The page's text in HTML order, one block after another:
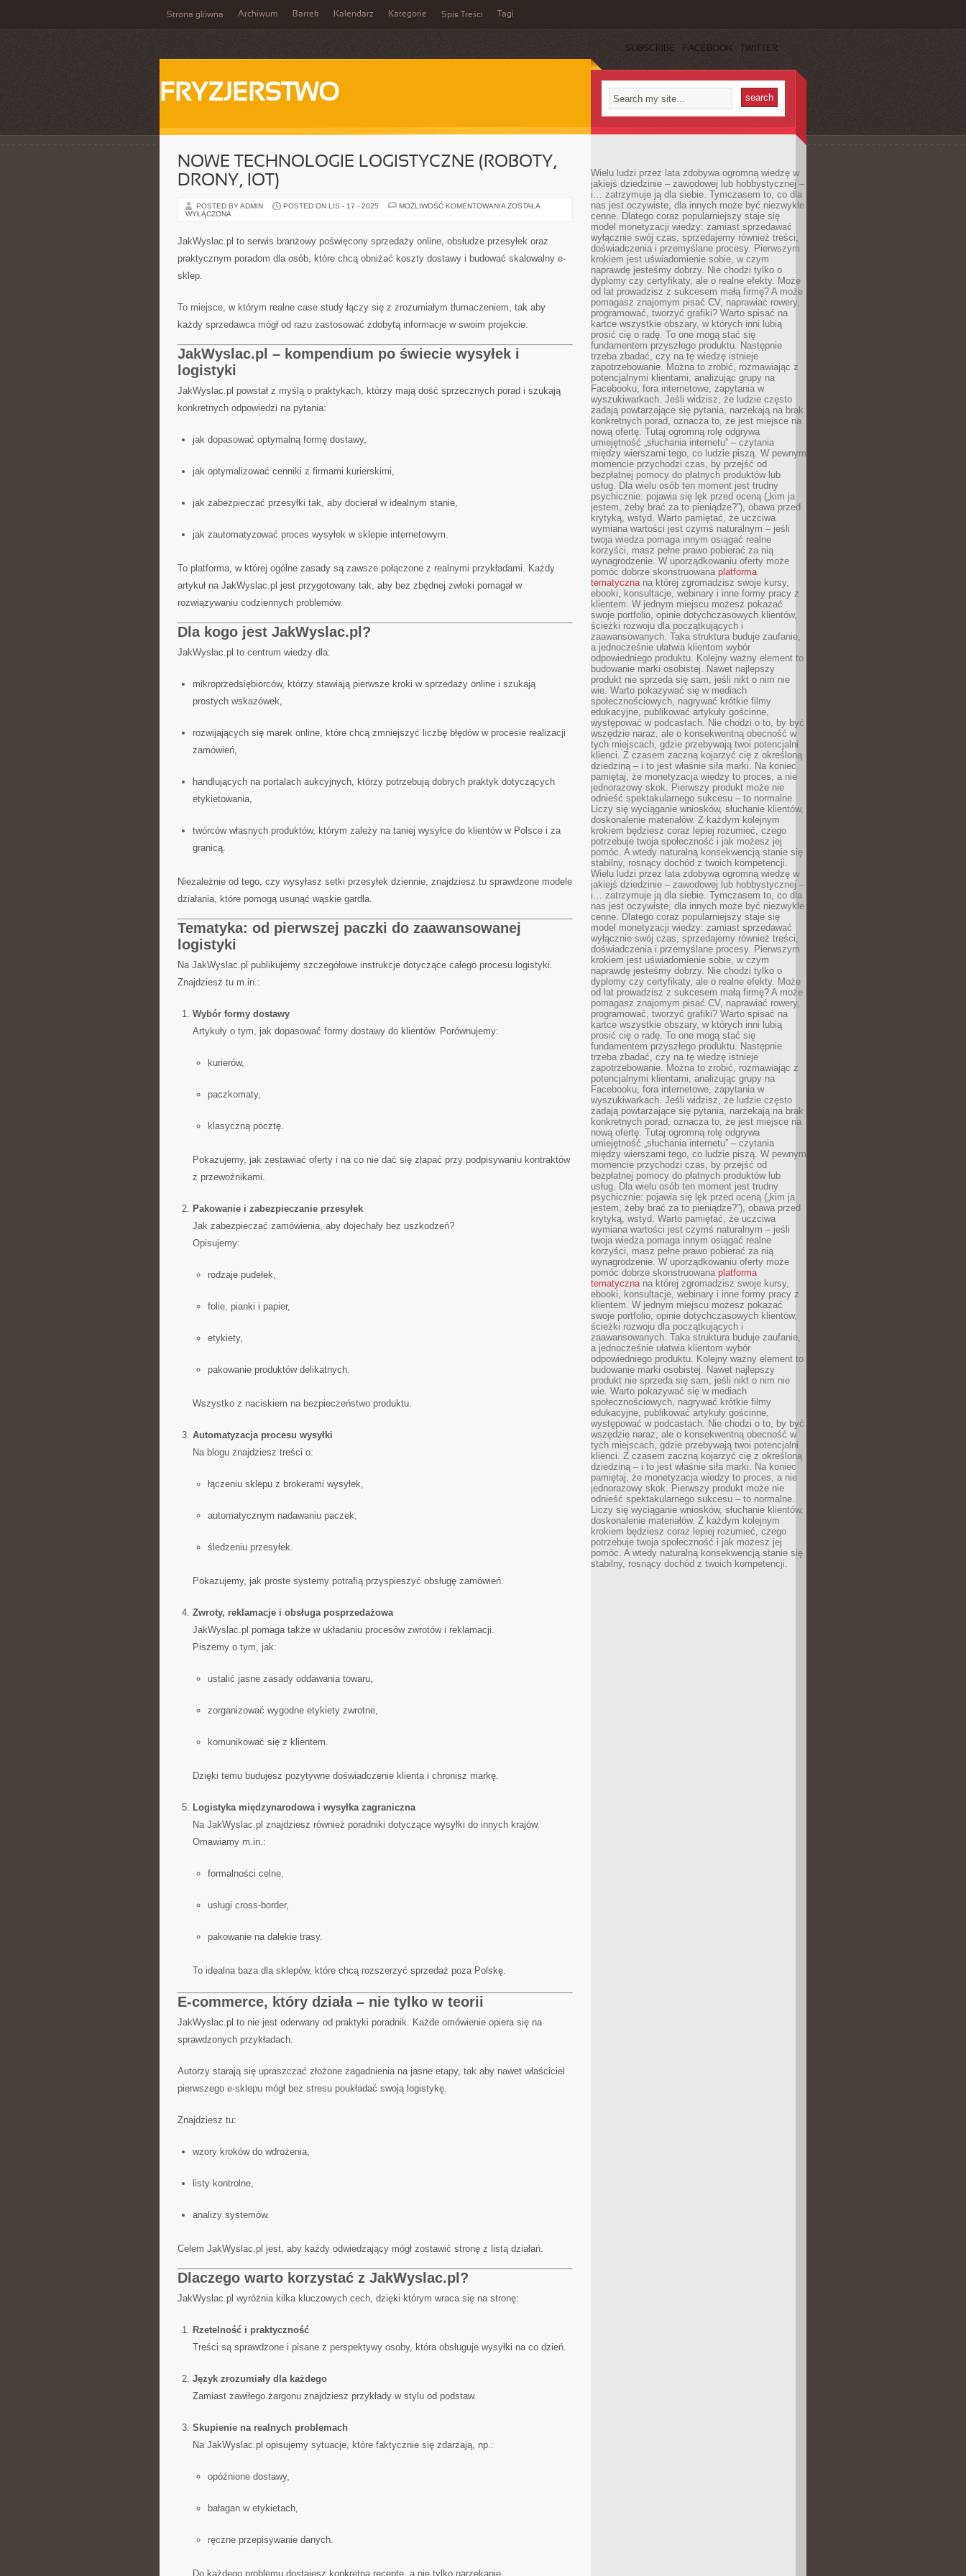
Strona główna Archiwum Bartek Kalendarz Kategorie Spis Treści Tagi
SUBSCRIBE FACEBOOK TWITTER
FRYZJERSTWO
NOWE TECHNOLOGIE LOGISTYCZNE (ROBOTY,
DRONY, IOT)
POSTED BY ADMIN POSTED ON LIS - 17 - 2025 MOŻLIWOŚĆ KOMENTOWANIA NOWE
DRONY,
IOT)
ZOSTAŁA
WYŁĄCZONA
JakWyslac.pl to serwis branżowy poświęcony sprzedaży online, obsłudze przesyłek oraz
praktycznym poradom dla osób, które chcą obniżać koszty dostawy i budować skalowalny e-
sklep.
To miejsce, w którym realne case study łączy się z zrozumiałym tłumaczeniem, tak aby
każdy sprzedawca mógł od razu zastosować zdobytą informacje w swoim projekcie.
JakWyslac.pl – kompendium po świecie wysyłek i
logistyki
JakWyslac.pl powstał z myślą o praktykach, którzy mają dość sprzecznych porad i szukają
konkretnych odpowiedzi na pytania:
jak dopasować optymalną formę dostawy,
jak optymalizować cenniki z firmami kurierskimi,
jak zabezpieczać przesyłki tak, aby docierał w idealnym stanie,
jak zautomatyzować proces wysyłek w sklepie internetowym.
To platforma, w której ogólne zasady są zawsze połączone z realnymi przykładami. Każdy
artykuł na JakWyslac.pl jest przygotowany tak, aby bez zbędnej zwłoki pomagał w
rozwiązywaniu codziennych problemów.
Dla kogo jest JakWyslac.pl?
JakWyslac.pl to centrum wiedzy dla:
mikroprzedsiębiorców, którzy stawiają pierwsze kroki w sprzedaży online i szukają
prostych wskazówek,
rozwijających się marek online, które chcą zmniejszyć liczbę błędów w procesie realizacji
zamówień,
handlujących na portalach aukcyjnych, którzy potrzebują dobrych praktyk dotyczących
etykietowania,
twórców własnych produktów, którym zależy na taniej wysyłce do klientów w Polsce i za
granicą.
Niezależnie od tego, czy wysyłasz setki przesyłek dziennie, znajdziesz tu sprawdzone modele
działania, które pomogą usunąć wąskie gardła.
Tematyka: od pierwszej paczki do zaawansowanej
logistyki
Na JakWyslac.pl publikujemy szczegółowe instrukcje dotyczące całego procesu logistyki.
Znajdziesz tu m.in.:
Wybór formy dostawy
Artykuły o tym, jak dopasować formy dostawy do klientów. Porównujemy:
kurierów,
paczkomaty,
klasyczną pocztę.
Pokazujemy, jak zestawiać oferty i na co nie dać się złapać przy podpisywaniu kontraktów
z przewoźnikami.
Pakowanie i zabezpieczanie przesyłek
Jak zabezpieczać zamówienia, aby dojechały bez uszkodzeń?
Opisujemy:
rodzaje pudełek,
folie, pianki i papier,
etykiety,
pakowanie produktów delikatnych.
Wszystko z naciskiem na bezpieczeństwo produktu.
Automatyzacja procesu wysyłki
Na blogu znajdziesz treści o:
łączeniu sklepu z brokerami wysyłek,
automatycznym nadawaniu paczek,
śledzeniu przesyłek.
Pokazujemy, jak proste systemy potrafią przyspieszyć obsługę zamówień.
Zwroty, reklamacje i obsługa posprzedażowa
JakWyslac.pl pomaga także w układaniu procesów zwrotów i reklamacji.
Piszemy o tym, jak:
ustalić jasne zasady oddawania towaru,
zorganizować wygodne etykiety zwrotne,
komunikować się z klientem.
Dzięki temu budujesz pozytywne doświadczenie klienta i chronisz markę.
Logistyka międzynarodowa i wysyłka zagraniczna
Na JakWyslac.pl znajdziesz również poradniki dotyczące wysyłki do innych krajów.
Omawiamy m.in.:
formalności celne,
usługi cross-border,
pakowanie na dalekie trasy.
To idealna baza dla sklepów, które chcą rozszerzyć sprzedaż poza Polskę.
E-commerce, który działa – nie tylko w teorii
JakWyslac.pl to nie jest oderwany od praktyki poradnik. Każde omówienie opiera się na
sprawdzonych przykładach.
Autorzy starają się upraszczać złożone zagadnienia na jasne etapy, tak aby nawet właściciel
pierwszego e-sklepu mógł bez stresu poukładać swoją logistykę.
Znajdziesz tu:
wzory kroków do wdrożenia,
listy kontrolne,
analizy systemów.
Celem JakWyslac.pl jest, aby każdy odwiedzający mógł zostawić stronę z listą działań.
Dlaczego warto korzystać z JakWyslac.pl?
JakWyslac.pl wyróżnia kilka kluczowych cech, dzięki którym wraca się na stronę:
Rzetelność i praktyczność
Treści są sprawdzone i pisane z perspektywy osoby, która obsługuje wysyłki na co dzień.
Język zrozumiały dla każdego
Zamiast zawiłego żargonu znajdziesz przykłady w stylu od podstaw.
Skupienie na realnych problemach
Na JakWyslac.pl opisujemy sytuacje, które faktycznie się zdarzają, np.:
opóźnione dostawy,
bałagan w etykietach,
ręczne przepisywanie danych.
Do każdego problemu dostajesz konkretną receptę, a nie tylko narzekanie.
Wielu ludzi przez lata zdobywa ogromną wiedzę w
jakiejś dziedzinie – zawodowej lub hobbystycznej –
i… zatrzymuje ją dla siebie. Tymczasem to, co dla
nas jest oczywiste, dla innych może być niezwykle
cenne. Dlatego coraz popularniejszy staje się
model monetyzacji wiedzy: zamiast sprzedawać
wyłącznie swój czas, sprzedajemy również treści,
doświadczenia i przemyślane procesy. Pierwszym
krokiem jest uświadomienie sobie, w czym
naprawdę jesteśmy dobrzy. Nie chodzi tylko o
dyplomy czy certyfikaty, ale o realne efekty. Może
od lat prowadzisz z sukcesem małą firmę? A może
pomagasz znajomym pisać CV, naprawiać rowery,
programować, tworzyć grafiki? Warto spisać na
kartce wszystkie obszary, w których inni lubią
prosić cię o radę. To one mogą stać się
fundamentem przyszłego produktu. Następnie
trzeba zbadać, czy na tę wiedzę istnieje
zapotrzebowanie. Można to zrobić, rozmawiając z
potencjalnymi klientami, analizując grupy na
Facebooku, fora internetowe, zapytania w
wyszukiwarkach. Jeśli widzisz, że ludzie często
zadają powtarzające się pytania, narzekają na brak
konkretnych porad, oznacza to, że jest miejsce na
nową ofertę. Tutaj ogromną rolę odgrywa
umiejętność „słuchania internetu” – czytania
między wierszami tego, co ludzie piszą. W pewnym
momencie przychodzi czas, by przejść od
bezpłatnej pomocy do płatnych produktów lub
usług. Dla wielu osób ten moment jest trudny
psychicznie: pojawia się lęk przed oceną („kim ja
jestem, żeby brać za to pieniądze?”), obawa przed
krytyką, wstyd. Warto pamiętać, że uczciwa
wymiana wartości jest czymś naturalnym – jeśli
twoja wiedza pomaga innym osiągać realne
korzyści, masz pełne prawo pobierać za nią
wynagrodzenie. W uporządkowaniu oferty może
pomóc dobrze skonstruowana platforma
tematycznana której zgromadzisz swoje kursy,
ebooki, konsultacje, webinary i inne formy pracy z
klientem. W jednym miejscu możesz pokazać
swoje portfolio, opinie dotychczasowych klientów,
ścieżki rozwoju dla początkujących i
zaawansowanych. Taka struktura buduje zaufanie,
a jednocześnie ułatwia klientom wybór
odpowiedniego produktu. Kolejny ważny element to
budowanie marki osobistej. Nawet najlepszy
produkt nie sprzeda się sam, jeśli nikt o nim nie
wie. Warto pokazywać się w mediach
społecznościowych, nagrywać krótkie filmy
edukacyjne, publikować artykuły gościnne,
występować w podcastach. Nie chodzi o to, by być
wszędzie naraz, ale o konsekwentną obecność w
tych miejscach, gdzie przebywają twoi potencjalni
klienci. Z czasem zaczną kojarzyć cię z określoną
dziedziną – i to jest właśnie siła marki. Na koniec
pamiętaj, że monetyzacja wiedzy to proces, a nie
jednorazowy skok. Pierwszy produkt może nie
odnieść spektakularnego sukcesu – to normalne.
Liczy się wyciąganie wniosków, słuchanie klientów,
doskonalenie materiałów. Z każdym kolejnym
krokiem będziesz coraz lepiej rozumieć, czego
potrzebuje twoja społeczność i jak możesz jej
pomóc. A wtedy naturalną konsekwencją stanie się
stabilny, rosnący dochód z twoich kompetencji.
Wielu ludzi przez lata zdobywa ogromną wiedzę w
jakiejś dziedzinie – zawodowej lub hobbystycznej –
i… zatrzymuje ją dla siebie. Tymczasem to, co dla
nas jest oczywiste, dla innych może być niezwykle
cenne. Dlatego coraz popularniejszy staje się
model monetyzacji wiedzy: zamiast sprzedawać
wyłącznie swój czas, sprzedajemy również treści,
doświadczenia i przemyślane procesy. Pierwszym
krokiem jest uświadomienie sobie, w czym
naprawdę jesteśmy dobrzy. Nie chodzi tylko o
dyplomy czy certyfikaty, ale o realne efekty. Może
od lat prowadzisz z sukcesem małą firmę? A może
pomagasz znajomym pisać CV, naprawiać rowery,
programować, tworzyć grafiki? Warto spisać na
kartce wszystkie obszary, w których inni lubią
prosić cię o radę. To one mogą stać się
fundamentem przyszłego produktu. Następnie
trzeba zbadać, czy na tę wiedzę istnieje
zapotrzebowanie. Można to zrobić, rozmawiając z
potencjalnymi klientami, analizując grupy na
Facebooku, fora internetowe, zapytania w
wyszukiwarkach. Jeśli widzisz, że ludzie często
zadają powtarzające się pytania, narzekają na brak
konkretnych porad, oznacza to, że jest miejsce na
nową ofertę. Tutaj ogromną rolę odgrywa
umiejętność „słuchania internetu” – czytania
między wierszami tego, co ludzie piszą. W pewnym
momencie przychodzi czas, by przejść od
bezpłatnej pomocy do płatnych produktów lub
usług. Dla wielu osób ten moment jest trudny
psychicznie: pojawia się lęk przed oceną („kim ja
jestem, żeby brać za to pieniądze?”), obawa przed
krytyką, wstyd. Warto pamiętać, że uczciwa
wymiana wartości jest czymś naturalnym – jeśli
twoja wiedza pomaga innym osiągać realne
korzyści, masz pełne prawo pobierać za nią
wynagrodzenie. W uporządkowaniu oferty może
pomóc dobrze skonstruowana platforma
tematycznana której zgromadzisz swoje kursy,
ebooki, konsultacje, webinary i inne formy pracy z
klientem. W jednym miejscu możesz pokazać
swoje portfolio, opinie dotychczasowych klientów,
ścieżki rozwoju dla początkujących i
zaawansowanych. Taka struktura buduje zaufanie,
a jednocześnie ułatwia klientom wybór
odpowiedniego produktu. Kolejny ważny element to
budowanie marki osobistej. Nawet najlepszy
produkt nie sprzeda się sam, jeśli nikt o nim nie
wie. Warto pokazywać się w mediach
społecznościowych, nagrywać krótkie filmy
edukacyjne, publikować artykuły gościnne,
występować w podcastach. Nie chodzi o to, by być
wszędzie naraz, ale o konsekwentną obecność w
tych miejscach, gdzie przebywają twoi potencjalni
klienci. Z czasem zaczną kojarzyć cię z określoną
dziedziną – i to jest właśnie siła marki. Na koniec
pamiętaj, że monetyzacja wiedzy to proces, a nie
jednorazowy skok. Pierwszy produkt może nie
odnieść spektakularnego sukcesu – to normalne.
Liczy się wyciąganie wniosków, słuchanie klientów,
doskonalenie materiałów. Z każdym kolejnym
krokiem będziesz coraz lepiej rozumieć, czego
potrzebuje twoja społeczność i jak możesz jej
pomóc. A wtedy naturalną konsekwencją stanie się
stabilny, rosnący dochód z twoich kompetencji.